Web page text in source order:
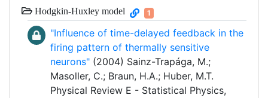
Hodgkin-Huxley model 1
"Influence of time-delayed feedback in the
firing pattern of thermally sensitive
neurons" (2004) Sainz-Trapága, M.;
Masoller, C.; Braun, H.A.; Huber, M.T.
Physical Review E - Statistical Physics,